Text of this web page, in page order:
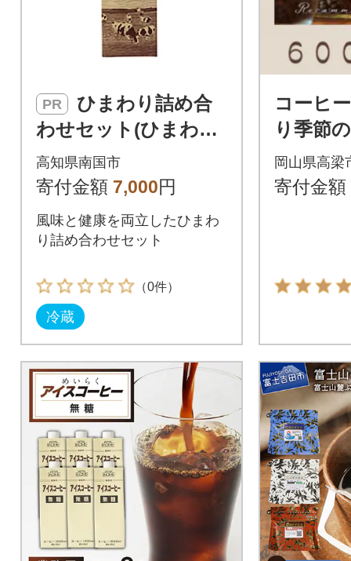
PR
わせセット(ひまわり
コーヒー)
高知県南国市
寄付金額 7,000円
風味と健康を両立したひまわ
り詰め合わせセット
（0件）
冷蔵
コーヒ
り季節
ット
岡山県高梁
寄付金額